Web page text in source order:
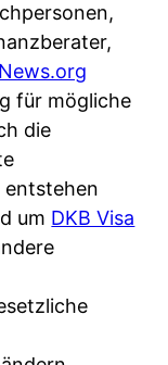
für mögliche
die
um DKB Visa